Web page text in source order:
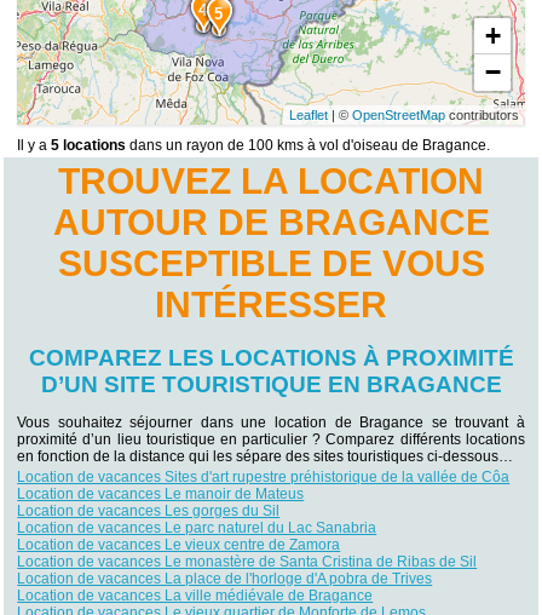
5
4
+
−
Leaflet| © OpenStreetMapcontributors
Il y a5 locations dans un rayon de 100 kms à vol d'oiseau de Bragance.
TROUVEZ LA LOCATION
AUTOUR DE BRAGANCE
SUSCEPTIBLE DE VOUS
INTÉRESSER
COMPAREZ LES LOCATIONS À PROXIMITÉ
D’UN SITE TOURISTIQUE EN BRAGANCE
Vous souhaitez séjourner dans une location de Bragance se trouvant à
proximité d’un lieu touristique en particulier ? Comparez différents locations
en fonction de la distance qui les sépare des sites touristiques ci-dessous…
Location de vacances Sites d'art rupestre préhistorique de la vallée de Côa
Location de vacances Le manoir de Mateus
Location de vacances Les gorges du Sil
Location de vacances Le parc naturel du Lac Sanabria
Location de vacances Le vieux centre de Zamora
Location de vacances Le monastère de Santa Cristina de Ribas de Sil
Location de vacances La place de l'horloge d'A pobra de Trives
Location de vacances La ville médiévale de Bragance